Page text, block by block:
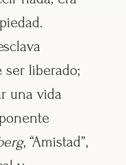
liberado;
una vida
, “Amistad”,